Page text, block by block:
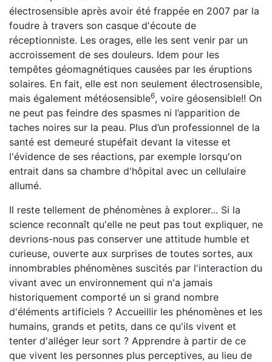
électrosensible après avoir été frappée en 2007 par la
foudre à travers son casque d'écoute de
réceptionniste. Les orages, elle les sent venir par un
accroissement de ses douleurs. Idem pour les
tempêtes géomagnétiques causées par les éruptions
solaires. En fait, elle est non seulement électrosensible,
mais également météosensible6, voire géosensible!! On
ne peut pas feindre des spasmes ni l’apparition de
taches noires sur la peau. Plus d’un professionnel de la
santé est demeuré stupéfait devant la vitesse et
l'évidence de ses réactions, par exemple lorsqu'on
entrait dans sa chambre d'hôpital avec un cellulaire
allumé.
Il reste tellement de phénomènes à explorer... Si la
science reconnaît qu'elle ne peut pas tout expliquer, ne
devrions-nous pas conserver une attitude humble et
curieuse, ouverte aux surprises de toutes sortes, aux
innombrables phénomènes suscités par l'interaction du
vivant avec un environnement qui n'a jamais
historiquement comporté un si grand nombre
d'éléments artificiels ? Accueillir les phénomènes et les
humains, grands et petits, dans ce qu'ils vivent et
tenter d'alléger leur sort ? Apprendre à partir de ce
que vivent les personnes plus perceptives, au lieu de